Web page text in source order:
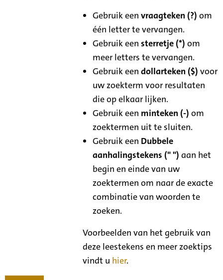
Gebruik eenvraagteken (?) om
één letter te vervangen.
Gebruik eensterretje (*) om
meer letters te vervangen.
Gebruik eendollarteken ($) voor
uw zoekterm voor resultaten
die op elkaar lijken.
Gebruik een minteken (-) om
zoektermen uit te sluiten.
Gebruik een Dubbele
aanhalingstekens (" ") aan het
begin en einde van uw
zoektermen om naar de exacte
combinatie van woorden te
zoeken.
Voorbeelden van het gebruik van
deze leestekens en meer zoektips
vindt u hier.